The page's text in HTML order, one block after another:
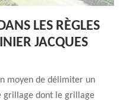
LES RÈGLES
JACQUES
moyen de délimiter un
grillage dont le grillage